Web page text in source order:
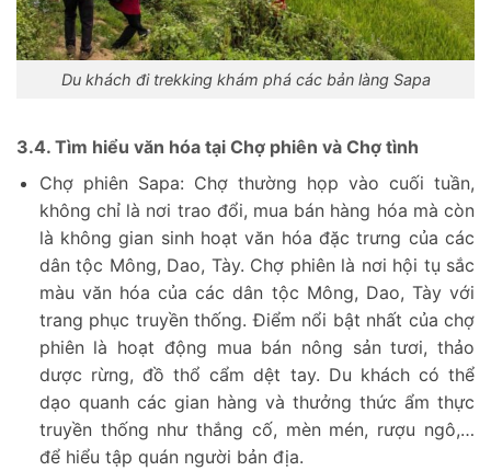
Du khách đi trekking khám phá các bản làng Sapa
3.4. Tìm hiểu văn hóa tại Chợ phiên và Chợ tình
Chợ phiên Sapa: Chợ thường họp vào cuối tuần,
không chỉ là nơi trao đổi, mua bán hàng hóa mà còn
là không gian sinh hoạt văn hóa đặc trưng của các
dân tộc Mông, Dao, Tày. Chợ phiên là nơi hội tụ sắc
màu văn hóa của các dân tộc Mông, Dao, Tày với
trang phục truyền thống. Điểm nổi bật nhất của chợ
phiên là hoạt động mua bán nông sản tươi, thảo
dược rừng, đồ thổ cẩm dệt tay. Du khách có thể
dạo quanh các gian hàng và thưởng thức ẩm thực
truyền thống như thắng cố, mèn mén, rượu ngô,…
để hiểu tập quán người bản địa.